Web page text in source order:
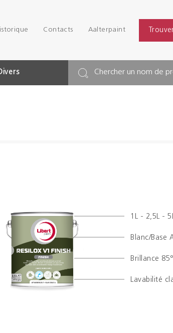
Contacts Aalterpaint
Chercher un nom de
1L - 2,5L -
Blanc/Base
Brillance
Lavabilité